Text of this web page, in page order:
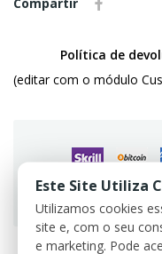
Política de
(editar com o módulo
Guarantee
Este Site Utiliza
Utilizamos cookies
site e, com o seu
e marketing. Pode